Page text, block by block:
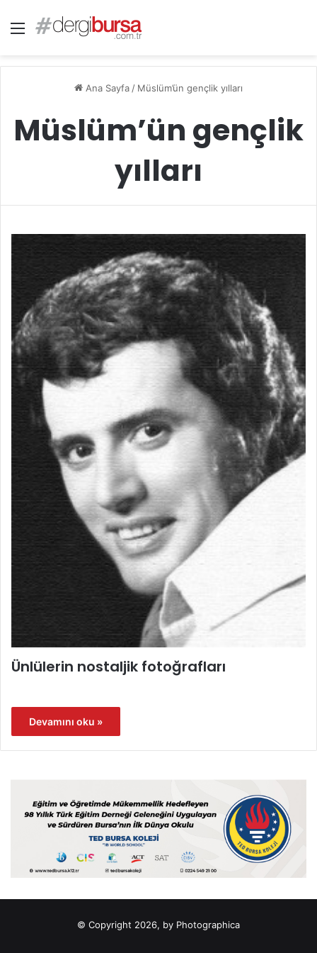
Menü
Ana Sayfa / Müslüm’ün gençlik yılları
Müslüm’ün gençlik
yılları
Ünlülerin nostaljik fotoğrafları
Devamını oku »
© Copyright 2026, by Photographica